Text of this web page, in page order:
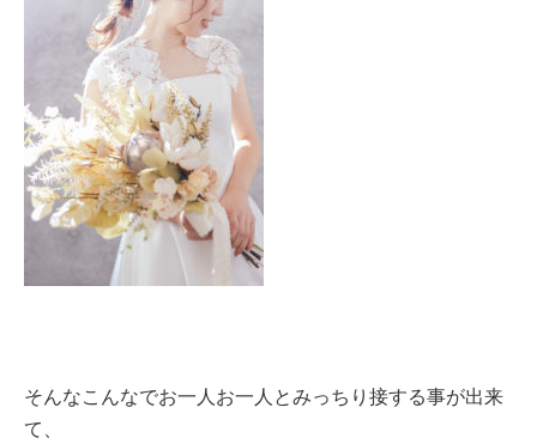
そんなこんなでお一人お一人とみっちり接する事が出来
て、